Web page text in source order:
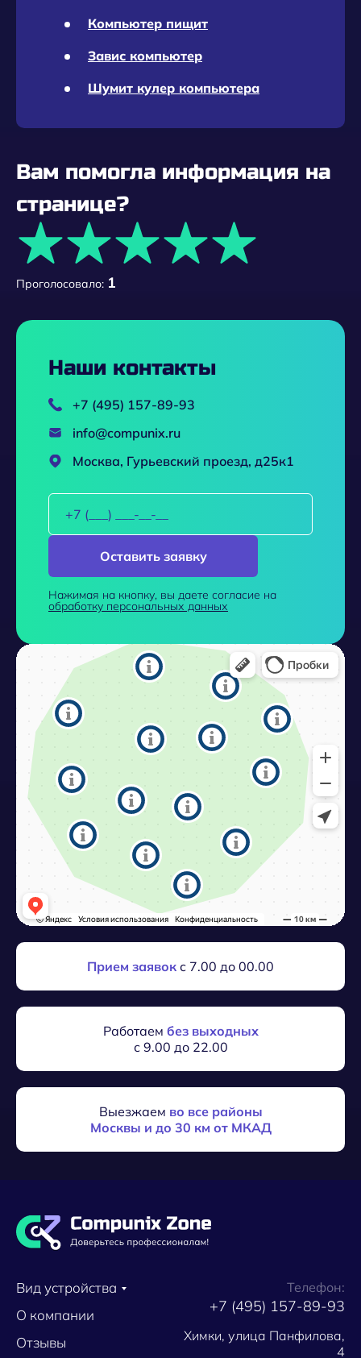
Компьютер пищит
Завис компьютер
Шумит кулер компьютера
Вам помогла информация на
странице?
Проголосовало: 1
Наши контакты
+7 (495) 157-89-93
info@compunix.ru
Москва, Гурьевский проезд, д25к1
Оставить заявку
Нажимая на кнопку, вы даете согласие на
обработку персональных данных
Прием заявок с 7.00 до 00.00
Работаем без выходных
с 9.00 до 22.00
Выезжаем во все районы
Москвы и до 30 км от МКАД
Вид устройства
О компании
Отзывы
Телефон:
+7 (495) 157-89-93
Химки, улица Панфилова,
4